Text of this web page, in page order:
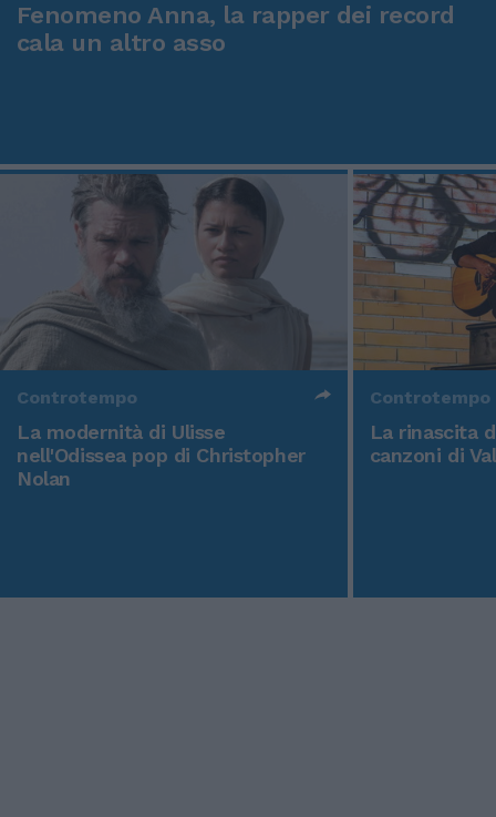
Fenomeno Anna, la rapper dei record
cala un altro asso
Controtempo
La modernità di Ulisse
nell'Odissea pop di Christopher
Nolan
Controtempo
La rinascita
canzoni di